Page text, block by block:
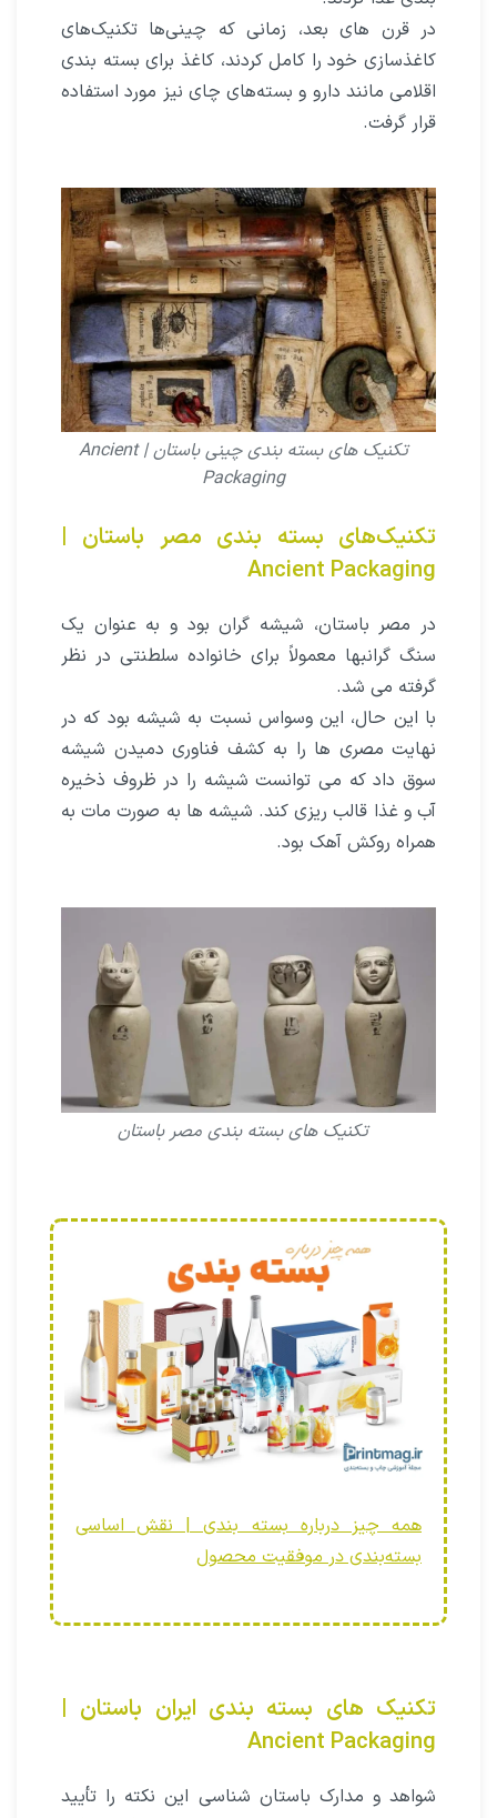
در قرن هاى بعد، زمانى که چینى‌ها تکنیک‌هاى
کاغذسازى خود را کامل کردند، کاغذ براى بسته بندى
اقلامى مانند دارو و بسته‌های چای نیز مورد استفاده
قرار گرفت.
تکنیک های بسته بندی چینی باستان | Ancient
Packaging
تکنیک‌هاى بسته بندى مصر باستان |
Ancient Packaging
در مصر باستان، شیشه گران بود و به عنوان یک
سنگ گرانبها معمولاً برای خانواده سلطنتى در نظر
گرفته می شد.
با این حال، این وسواس نسبت به شیشه بود که در
نهایت مصرى ها را به کشف فناورى دمیدن شیشه
سوق داد که مى توانست شیشه را در ظروف ذخیره
آب و غذا قالب ریزى کند. شیشه ها به صورت مات به
همراه روکش آهک بود.
تکنیک هاى بسته بندى مصر باستان
همه چیز درباره بسته بندی | نقش اساسی
بسته‌بندی در موفقیت محصول
تکنیک های بسته بندی ایران باستان |
Ancient Packaging
شواهد و مدارک باستان شناسى این نکته را تأیید